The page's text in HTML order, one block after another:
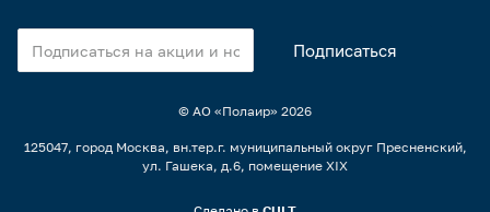
© АО «Полаир» 2026
125047, город Москва, вн.тер.г. муниципальный округ Пресненский,
ул. Гашека, д.6, помещение XIX